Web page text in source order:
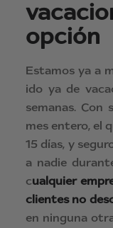
opción
Estamos ya a
ido ya de
semanas.
mes entero, el
15 días, y
a nadie
cualquier
clientes no
en ninguna